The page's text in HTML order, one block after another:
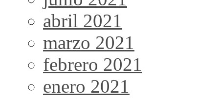
abril 2021
marzo 2021
febrero 2021
enero 2021